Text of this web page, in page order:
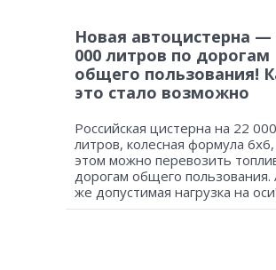
Новая автоцистерна —
000 литров по дорогам
общего пользования!
это стало возможно
Российская цистерна на 22 000
литров, колесная формула
этом можно перевозить
дорогам общего пользования.
же допустимая нагрузка на